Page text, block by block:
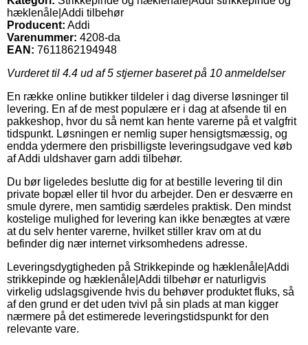
hæklenåle|Addi tilbehør
Producent: Addi
Varenummer: 4208-da
EAN: 7611862194948
Vurderet til 4.4 ud af 5 stjerner baseret på 10 anmeldelser
En række online butikker tildeler i dag diverse løsninger til
levering. En af de mest populære er i dag at afsende til en
pakkeshop, hvor du så nemt kan hente varerne på et valgfrit
tidspunkt. Løsningen er nemlig super hensigtsmæssig, og
endda ydermere den prisbilligste leveringsudgave ved køb
af Addi uldshaver garn addi tilbehør.
Du bør ligeledes beslutte dig for at bestille levering til din
private bopæl eller til hvor du arbejder. Den er desværre en
smule dyrere, men samtidig særdeles praktisk. Den mindst
kostelige mulighed for levering kan ikke benægtes at være
at du selv henter varerne, hvilket stiller krav om at du
befinder dig nær internet virksomhedens adresse.
Leveringsdygtigheden på Strikkepinde og hæklenåle|Addi
strikkepinde og hæklenåle|Addi tilbehør er naturligvis
virkelig udslagsgivende hvis du behøver produktet fluks, så
af den grund er det uden tvivl på sin plads at man kigger
nærmere på det estimerede leveringstidspunkt for den
relevante vare.